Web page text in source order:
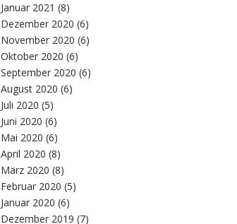
Januar 2021 (8)
Dezember 2020 (6)
November 2020 (6)
Oktober 2020 (6)
September 2020 (6)
August 2020 (6)
Juli 2020 (5)
Juni 2020 (6)
Mai 2020 (6)
April 2020 (8)
März 2020 (8)
Februar 2020 (5)
Januar 2020 (6)
Dezember 2019 (7)